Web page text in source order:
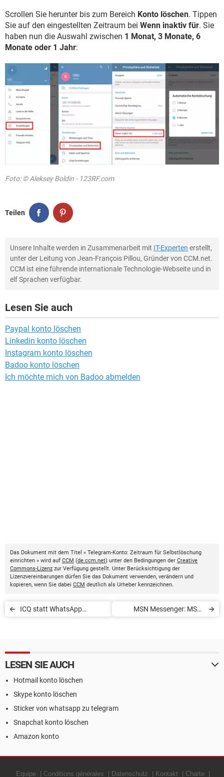
Scrollen Sie herunter bis zum Bereich Konto löschen. Tippen
Sie auf den eingestellten Zeitraum bei Wenn inaktiv für. Sie
haben nun die Auswahl zwischen 1 Monat, 3 Monate, 6
Monate oder 1 Jahr:
Foto: © Aleksey Boldin - 123RF.com
Teilen
Unsere Inhalte werden in Zusammenarbeit mit IT-Experten erstellt,
unter der Leitung von Jean-François Pillou, Gründer von CCM.net.
CCM ist eine führende internationale Technologie-Webseite und in
elf Sprachen verfügbar.
Lesen Sie auch
Paypal konto löschen
Linkedin konto löschen
Instagram konto löschen
Badoo konto löschen
Ich möchte mich von Badoo abmelden
Das Dokument mit dem Titel « Telegram-Konto: Zeitraum für Selbstlöschung
einrichten » wird auf CCM (de.ccm.net) unter den Bedingungen der Creative
Commons-Lizenz zur Verfügung gestellt. Unter Berücksichtigung der
Lizenzvereinbarungen dürfen Sie das Dokument verwenden, verändern und
kopieren, wenn Sie dabei CCM deutlich als Urheber kennzeichnen.
ICQ statt WhatsApp
MSN Messenger: MSN-
LESEN SIE AUCH
Hotmail konto löschen
Skype konto löschen
Sticker von whatsapp zu telegram
Snapchat konto löschen
Amazon konto
Equipe Conditions générales Datenschutz Kontakt Charte